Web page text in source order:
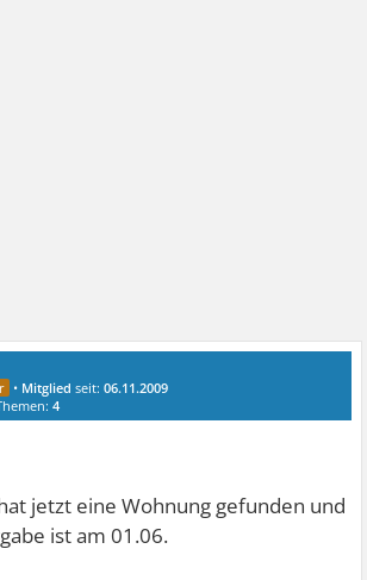
• Mitglied seit:06.11.2009
4
jetzt eine Wohnung gefunden und
ist am 01.06.